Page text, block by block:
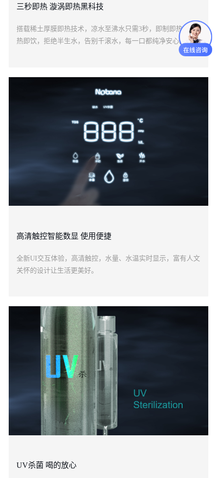
三秒即热 漩涡即热黑科技
搭载稀土厚膜即热技术，凉水至沸水只需3秒，即制即热，即
热即饮，拒绝半生水，告别千滚水，每一口都纯净安心。
高清触控智能数显 使用便捷
全新UI交互体验，高清触控，水量、水温实时显示，富有人文
关怀的设计让生活更美好。
UV杀菌 喝的放心